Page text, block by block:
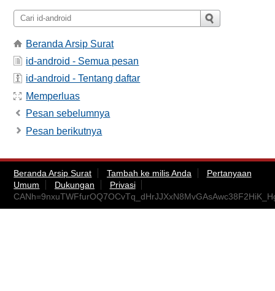
Beranda Arsip Surat
id-android - Semua pesan
id-android - Tentang daftar
Memperluas
Pesan sebelumnya
Pesan berikutnya
Beranda Arsip Surat Tambah ke milis Anda
Pertanyaan
Umum
Dukungan
Privasi